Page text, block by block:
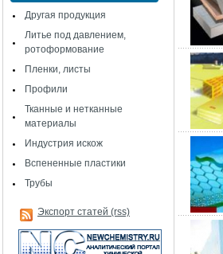
Другая продукция
Литье под давлением,
ротоформование
Пленки, листы
Профили
Тканные и нетканные
материалы
Индустрия искож
Вспененные пластики
Трубы
Экспорт статей (rss)